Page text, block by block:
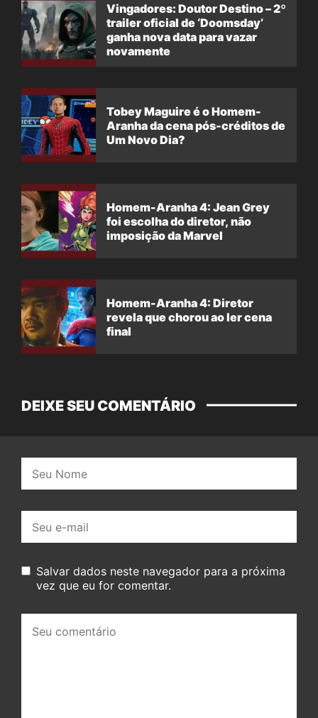
Vingadores: Doutor Destino – 2º
trailer oficial de ‘Doomsday’
ganha nova data para vazar
novamente
Tobey Maguire é o Homem-
Aranha da cena pós-créditos de
Um Novo Dia?
Homem-Aranha 4: Jean Grey
foi escolha do diretor, não
imposição da Marvel
Homem-Aranha 4: Diretor
revela que chorou ao ler cena
final
DEIXE SEU COMENTÁRIO
mail:
Salvar dados neste navegador para a próxima
vez que eu for comentar.
comentário: